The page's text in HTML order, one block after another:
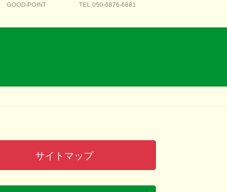
GOOD-POINT TEL 050-6876-6881
サイトマップ